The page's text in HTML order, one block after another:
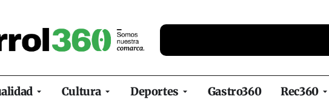
Cultura Deportes Gastro360 Rec360